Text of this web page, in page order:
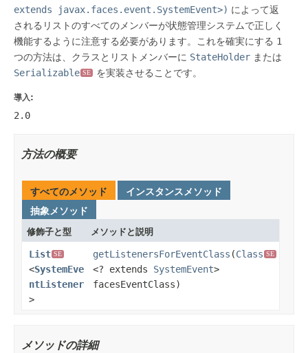
extends javax.faces.event.SystemEvent>) によって返
されるリストのすべてのメンバーが状態管理システムで正しく
機能するように注意する必要があります。これを確実にする 1
つの方法は、クラスとリストメンバーに StateHolder または
Serializable SE を実装させることです。
導入:
2.0
方法の概要
すべてのメソッド
インスタンスメソッド
抽象メソッド
修飾子と型 メソッドと説明
List SE
<SystemEve
ntListener
>
getListenersForEventClass (Class SE
<? extends SystemEvent>
facesEventClass)
メソッドの詳細